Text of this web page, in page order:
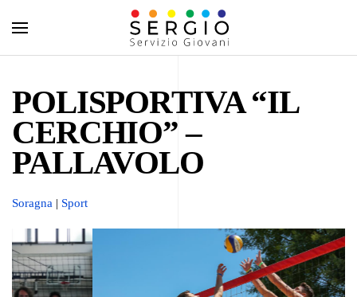
POLISPORTIVA “IL
CERCHIO” –
PALLAVOLO
Soragna | Sport